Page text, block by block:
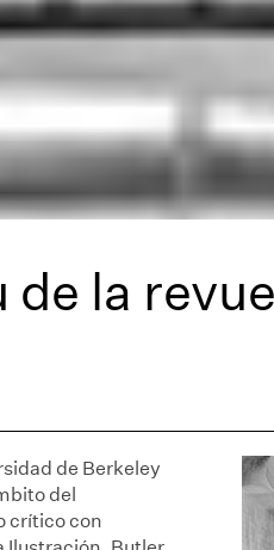
de la
de Berkeley
del
crítico con